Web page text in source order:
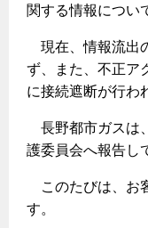
検針について
原料費調整制度に
こんなときは
ガスくさいとき・
ガスが出ないとき
ガスメーターの復
ガス器具が故障した
経済性
ライフスタイルの
ガス・電気併用住宅と
経済性、環境性、
ライフステージ別に
レンジフード
レンジフード
オーブン
炊飯器
リフォーム事例紹介
3つのあんしん宣言
テレビCM
スタッフ
都市ガスでんき
電気料金の計算に
約款
電気料金のシミュレ
食育活動について
エコ・クッキング
料理教室レンタル
お問合わ
情
採
関する情報につい
現在、情報流出
ず、また、不正ア
に接続遮断が行わ
長野都市ガスは
護委員会へ報告し
このたびは、お
す。